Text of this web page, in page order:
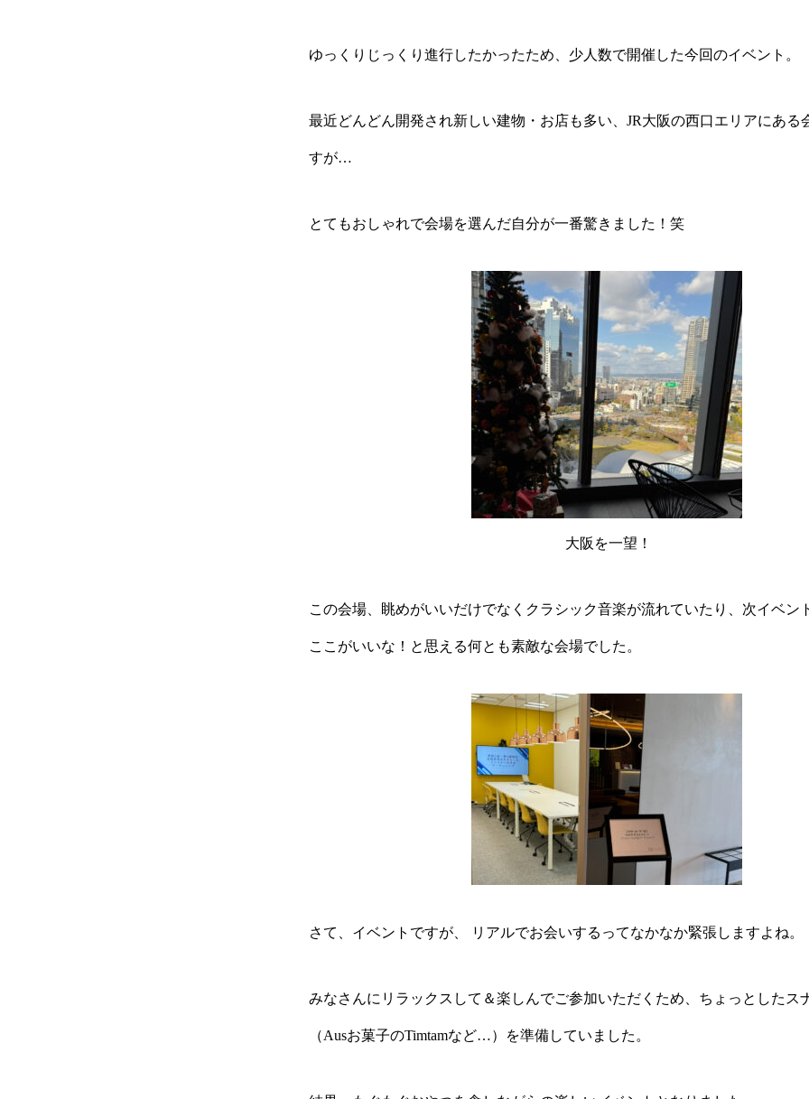
ゆっくりじっくり進行したかったため、少人数で開催した今回のイベント。
最近どんどん開発され新しい建物・お店も多い、JR大阪の西口エリアにある
すが…
とてもおしゃれで会場を選んだ自分が一番驚きました！笑
大阪を一望！
この会場、眺めがいいだけでなくクラシック音楽が流れていたり、次イベン
ここがいいな！と思える何とも素敵な会場でした。
さて、イベントですが、 リアルでお会いするってなかなか緊張しますよね。
みなさんにリラックスして＆楽しんでご参加いただくため、ちょっとしたス
（Ausお菓子のTimtamなど…）を準備していました。